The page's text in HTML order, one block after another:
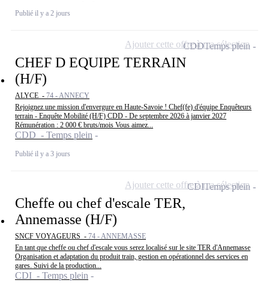
Publié il y a 2 jours
CHEF D EQUIPE TERRAIN
(H/F)
ALYCE - 74 - ANNECY
Rejoignez une mission d'envergure en Haute-Savoie ! Chef(fe) d'équipe Enquêteurs
terrain - Enquête Mobilité (H/F) CDD - De septembre 2026 à janvier 2027
Rémunération : 2 000 € bruts/mois Vous aimez...
CDD - Temps plein
Publié il y a 3 jours
CDDTemps plein
Ajouter cette offre à ma sélection
Cheffe ou chef d'escale TER,
Annemasse (H/F)
SNCF VOYAGEURS - 74 - ANNEMASSE
En tant que cheffe ou chef d'escale vous serez localisé sur le site TER d'Annemasse
Organisation et adaptation du produit train, gestion en opérationnel des services en
gares. Suivi de la production...
CDI - Temps plein
CDITemps plein
Ajouter cette offre à ma sélection